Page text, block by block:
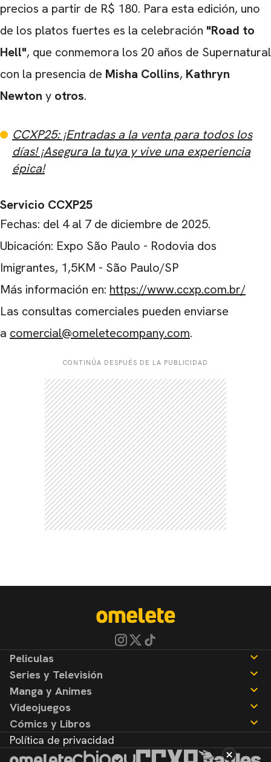
precios a partir de R$ 180. Para esta edición, uno
de los platos fuertes es la celebración "Road to
Hell", que conmemora los 20 años de Supernatural
con la presencia de Misha Collins, Kathryn
Newton y otros.
CCXP25: ¡Entradas a la venta para todos los
días! ¡Asegura la tuya y vive una experiencia
épica!
Servicio CCXP25
Fechas: del 4 al 7 de diciembre de 2025.
Ubicación: Expo São Paulo - Rodovia dos
Imigrantes, 1,5KM - São Paulo/SP
Más información en: https://www.ccxp.com.br/
Las consultas comerciales pueden enviarse
a comercial@omeletecompany.com.
CONTINÚA DESPUÉS DE LA PUBLICIDAD
Peliculas
Noticias
Reseñas
Series y Televisión
Noticias
Reseñas
Manga y Animes
Noticias
Reseñas
Videojuegos
Noticias
Reseñas
Cómics y Libros
Noticias
Reseñas
Política de privacidad